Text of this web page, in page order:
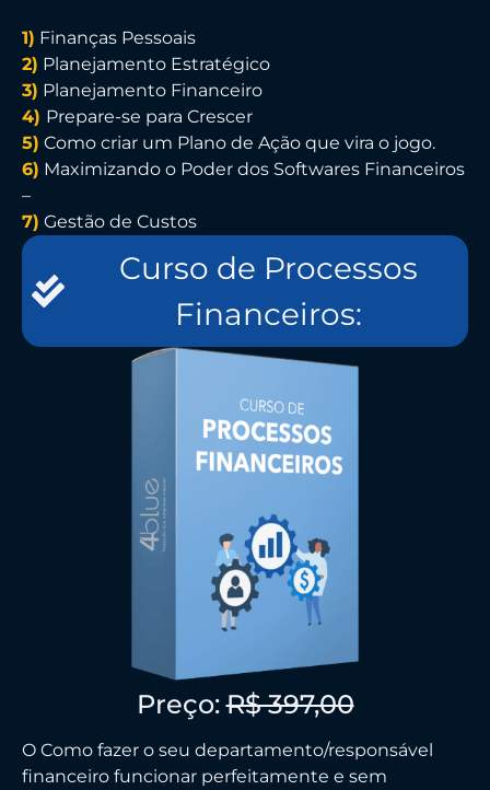
1) Finanças Pessoais
2) Planejamento Estratégico
3) Planejamento Financeiro
4) Prepare-se para Crescer
5) Como criar um Plano de Ação que vira o jogo.
6) Maximizando o Poder dos Softwares Financeiros
–
7) Gestão de Custos
Curso de Processos
Financeiros:
Preço:R$ 397,00
O Como fazer o seu departamento/responsável
financeiro funcionar perfeitamente e sem